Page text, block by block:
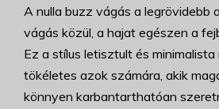
A nulla buzz vágás a legrövidebb
vágás közül, a hajat egészen a
Ez a stílus letisztult és minimalista
tökéletes azok számára, akik
könnyen karbantarthatóan